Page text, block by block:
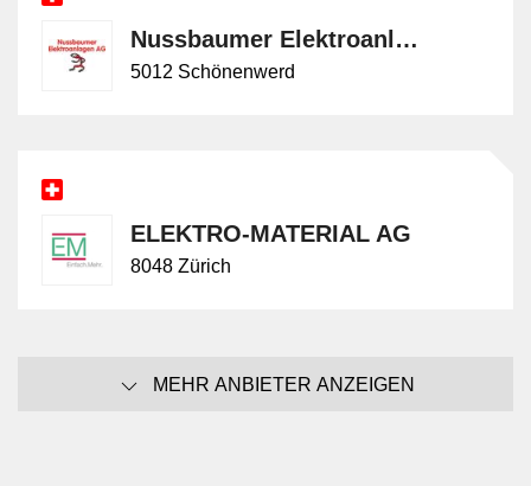
Nussbaumer Elektroanlagen AG
5012 Schönenwerd
ELEKTRO-MATERIAL AG
8048 Zürich
MEHR ANBIETER ANZEIGEN